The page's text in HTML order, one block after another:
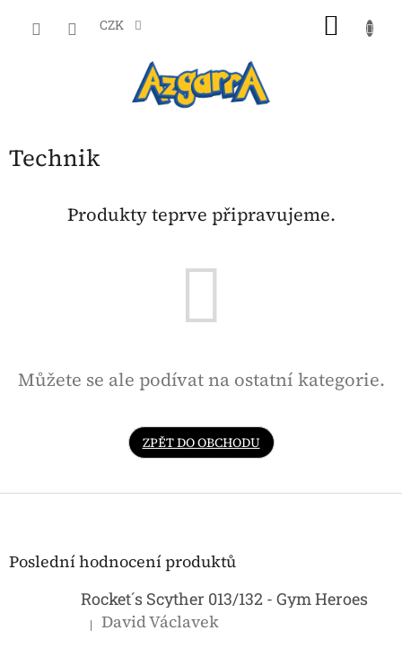
CZK
Technik
Produkty teprve připravujeme.
Můžete se ale podívat na ostatní kategorie.
ZPĚT DO OBCHODU
Z
Poslední hodnocení produktů
Rocket´s Scyther 013/132 - Gym Heroes
Hodnocení produktu je 5 z 5 hvězdiček.
| David Václavek